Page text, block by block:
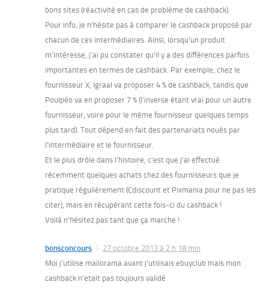
bons sites (réactivité en cas de problème de cashback).
Pour info, je n’hésite pas à comparer le cashback proposé par
chacun de ces intermédiaires. Ainsi, lorsqu’un produit
m’intéresse, j’ai pu constater qu’il y a des différences parfois
importantes en termes de cashback. Par exemple, chez le
fournisseur X, Igraal va proposer 4 % de cashback, tandis que
Poulpéo va en proposer 7 % (l’inverse étant vrai pour un autre
fournisseur, voire pour le même fournisseur quelques temps
plus tard). Tout dépend en fait des partenariats noués par
l’intermédiaire et le fournisseur.
Et le plus drôle dans l’histoire, c’est que j’ai effectué
récemment quelques achats chez des fournisseurs que je
pratique régulièrement (Cdiscount et Pixmania pour ne pas les
citer), mais en récupérant cette fois-ci du cashback !
Voilà n’hésitez pas tant que ça marche !
bonsconcours
27 octobre 2013 à 2 h 18 min
Moi j’utilise mailorama avant j’utilisais ebuyclub mais mon
cashback n’etait pas toujours validé